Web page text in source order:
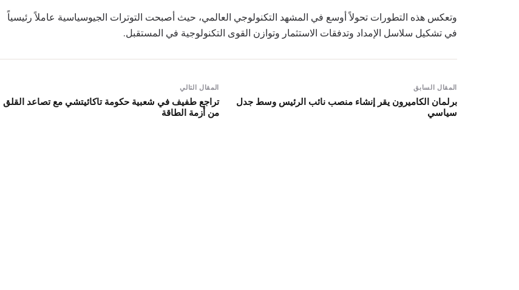
وتعكس هذه التطورات تحولاً أوسع في المشهد التكنولوجي العالمي، حيث أصبحت التوترات الجيوسياسية عاملاً رئيسياً
في تشكيل سلاسل الإمداد وتدفقات الاستثمار وتوازن القوى التكنولوجية في المستقبل.
المقال السابق
برلمان الكاميرون يقر إنشاء منصب نائب الرئيس وسط جدل
سياسي
المقال التالي
تراجع طفيف في شعبية حكومة تاكائيتشي مع تصاعد القلق
من أزمة الطاقة